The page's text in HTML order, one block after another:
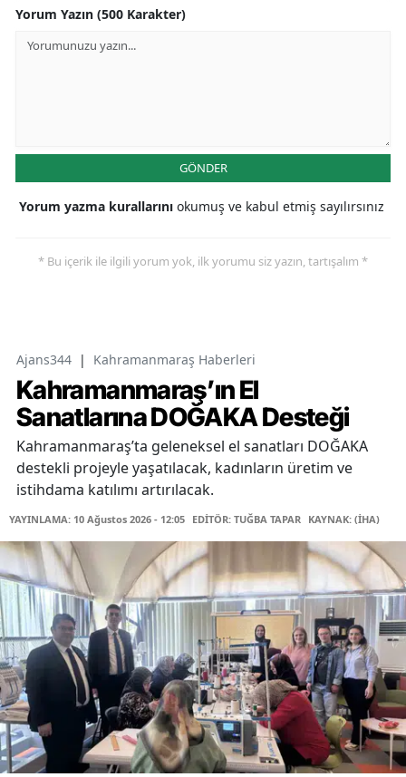
Yorum Yazın (500 Karakter)
GÖNDER
Yorum yazma kurallarını okumuş ve kabul etmiş sayılırsınız
* Bu içerik ile ilgili yorum yok, ilk yorumu siz yazın, tartışalım *
Ajans344 | Kahramanmaraş Haberleri
Kahramanmaraş’ın El
Sanatlarına DOĞAKA Desteği
Kahramanmaraş’ta geleneksel el sanatları DOĞAKA
destekli projeyle yaşatılacak, kadınların üretim ve
istihdama katılımı artırılacak.
YAYINLAMA: 10 Ağustos 2026 - 12:05 EDİTÖR: TUĞBA TAPAR KAYNAK: (İHA)